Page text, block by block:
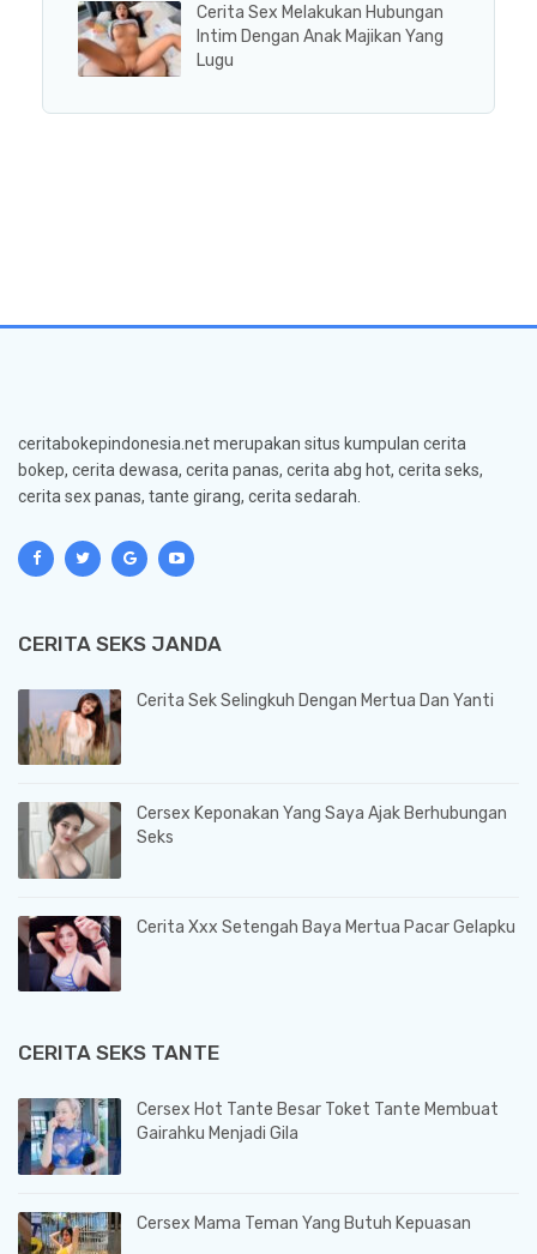
Cerita Sex Melakukan Hubungan
Intim Dengan Anak Majikan Yang
Lugu
ceritabokepindonesia.net merupakan situs kumpulan cerita
bokep, cerita dewasa, cerita panas, cerita abg hot, cerita seks,
cerita sex panas, tante girang, cerita sedarah.
CERITA SEKS JANDA
Cerita Sek Selingkuh Dengan Mertua Dan Yanti
Cersex Keponakan Yang Saya Ajak Berhubungan
Seks
Cerita Xxx Setengah Baya Mertua Pacar Gelapku
CERITA SEKS TANTE
Cersex Hot Tante Besar Toket Tante Membuat
Gairahku Menjadi Gila
Cersex Mama Teman Yang Butuh Kepuasan